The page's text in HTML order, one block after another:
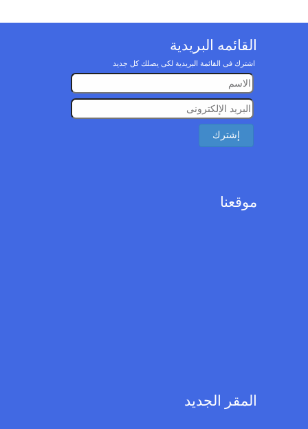
القائمه البريدية
اشترك فى القائمة البريدية لكى يصلك كل جديد
موقعنا
المقر الجديد